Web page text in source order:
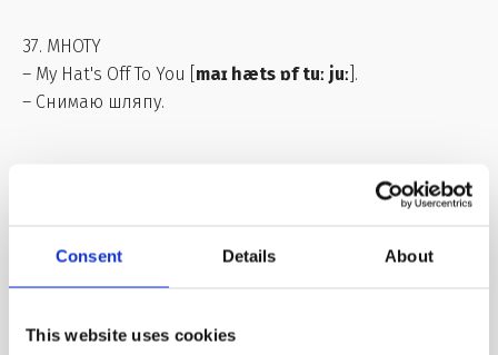
Consent Details About
This website uses cookies
37. MHOTY
– My Hat's Off To You [ maɪ hæts ɒf tuː juː ].
– Снимаю шляпу.
39. OIC